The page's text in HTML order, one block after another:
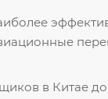
в Китае